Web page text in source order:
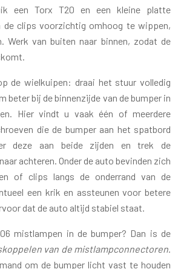
een Torx T20 en een kleine platte
de clips voorzichtig omhoog te wippen,
Werk van buiten naar binnen, zodat de
de wielkuipen: draai het stuur volledig
beter bij de binnenzijde van de bumper in
Hier vindt u vaak één of meerdere
die de bumper aan het spatbord
deze aan beide zijden en trek de
achteren. Onder de auto bevinden zich
of clips langs de onderrand van de
een krik en assteunen voor betere
dat de auto altijd stabiel staat.
mistlampen in de bumper? Dan is de
van de mistlampconnectoren.
om de bumper licht vast te houden